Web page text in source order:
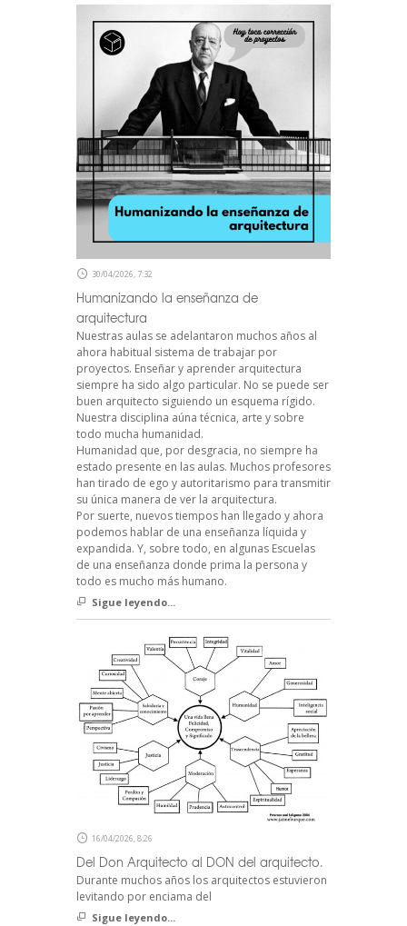
30/04/2026, 7:32
Humanizando la enseñanza de
arquitectura
Nuestras aulas se adelantaron muchos años al
ahora habitual sistema de trabajar por
proyectos. Enseñar y aprender arquitectura
siempre ha sido algo particular. No se puede ser
buen arquitecto siguiendo un esquema rígido.
Nuestra disciplina aúna técnica, arte y sobre
todo mucha humanidad.
Humanidad que, por desgracia, no siempre ha
estado presente en las aulas. Muchos profesores
han tirado de ego y autoritarismo para transmitir
su única manera de ver la arquitectura.
Por suerte, nuevos tiempos han llegado y ahora
podemos hablar de una enseñanza líquida y
expandida. Y, sobre todo, en algunas Escuelas
de una enseñanza donde prima la persona y
todo es mucho más humano.
Sigue leyendo...
16/04/2026, 8:26
Del Don Arquitecto al DON del arquitecto.
Durante muchos años los arquitectos estuvieron
levitando por enciama del
Sigue leyendo...